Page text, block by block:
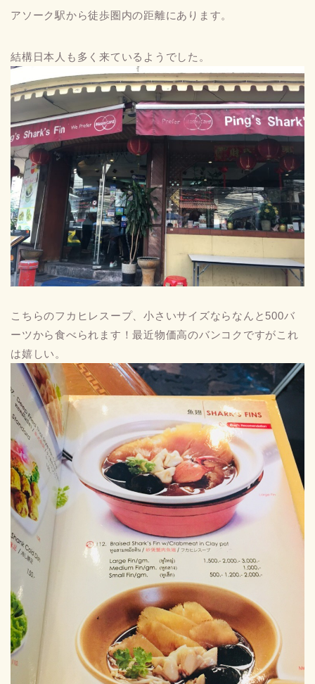
アソーク駅から徒歩圏内の距離にあります。
結構日本人も多く来ているようでした。
こちらのフカヒレスープ、小さいサイズならなんと500バ
ーツから食べられます！最近物価高のバンコクですがこれ
は嬉しい。